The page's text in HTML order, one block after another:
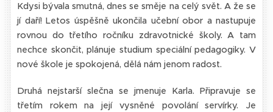
Kdysi bývala smutná, dnes se směje na celý svět. A že se
jí daří! Letos úspěšně ukončila učební obor a nastupuje
rovnou do třetího ročníku zdravotnické školy. A tam
nechce skončit, plánuje studium speciální pedagogiky. V
nové škole je spokojená, dělá nám jenom radost.
Druhá nejstarší slečna se jmenuje Karla. Připravuje se
třetím rokem na její vysněné povolání servírky. Je